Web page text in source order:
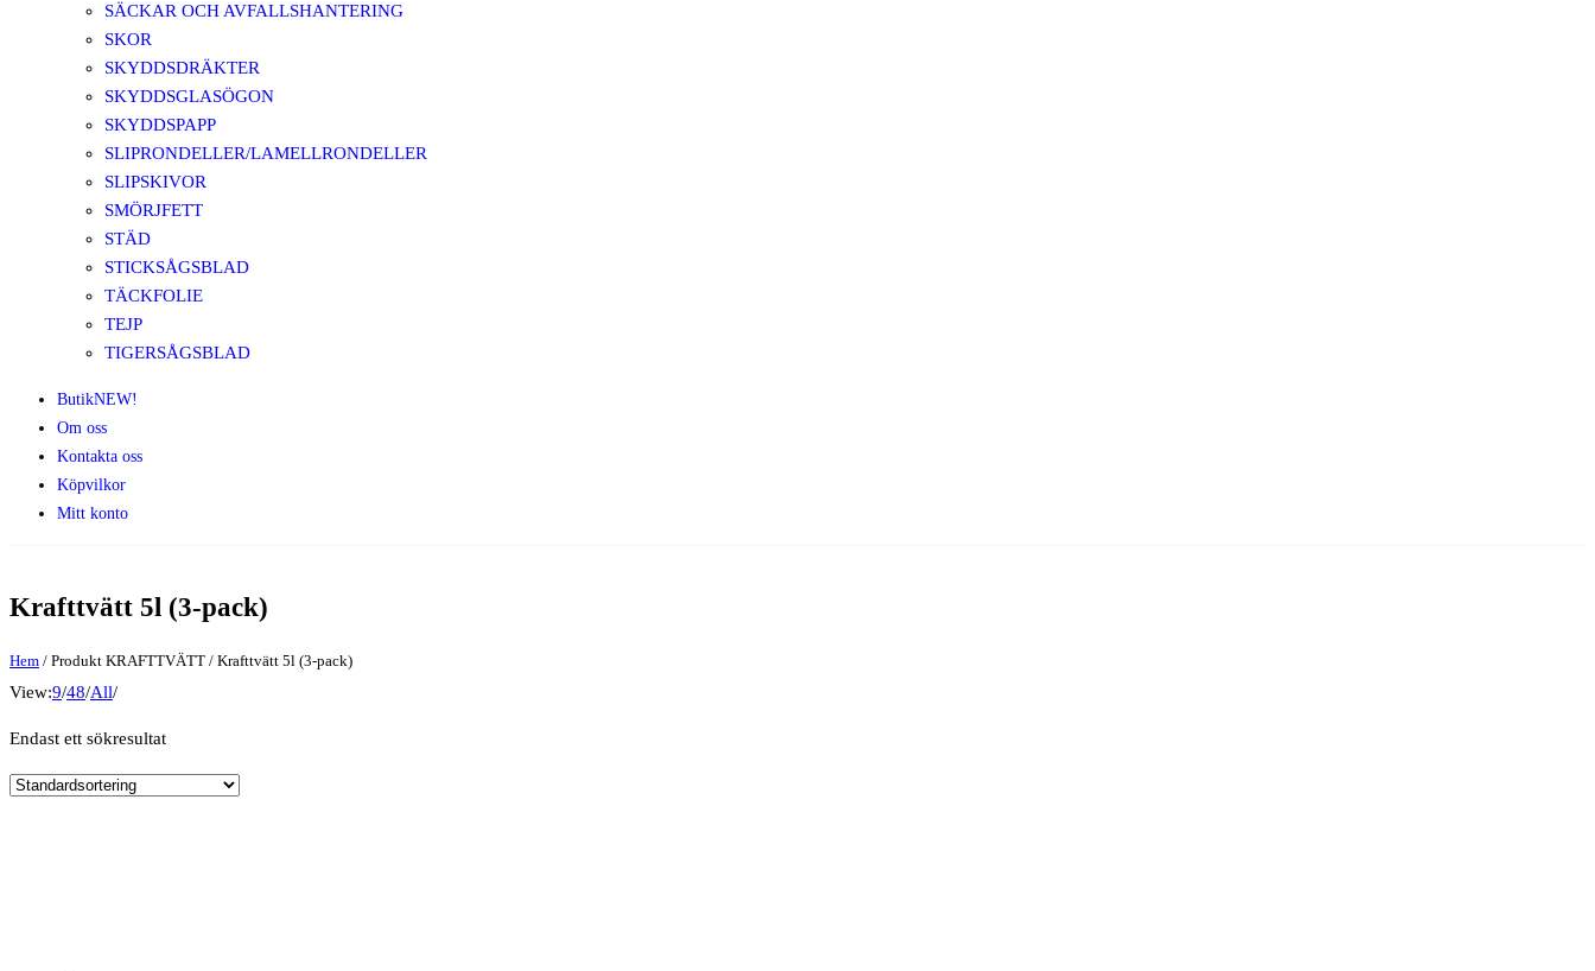
SÄCKAR OCH AVFALLSHANTERING
SKOR
SKYDDSDRÄKTER
SKYDDSGLASÖGON
SKYDDSPAPP
SLIPRONDELLER/LAMELLRONDELLER
SLIPSKIVOR
SMÖRJFETT
STÄD
STICKSÅGSBLAD
TÄCKFOLIE
TEJP
TIGERSÅGSBLAD
ButikNEW!
Om oss
Kontakta oss
Köpvilkor
Mitt konto
Krafttvätt 5l (3-pack)
Hem / Produkt KRAFTTVÄTT / Krafttvätt 5l (3-pack)
View:9/48/All/
Endast ett sökresultat